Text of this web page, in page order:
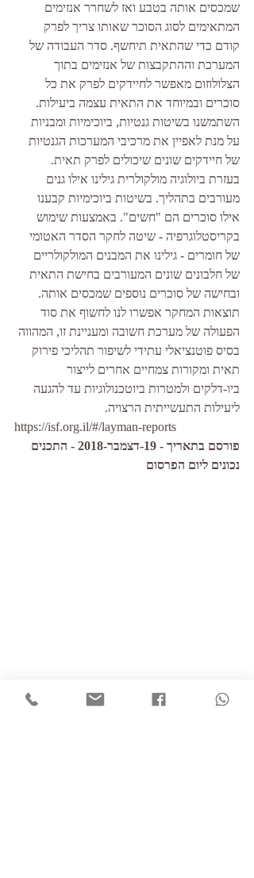
שמכסים אותה בטבע ואז לשחרר אנזימים
המתאימים לסוג הסוכר שאותו צריך לפרק
קודם כדי שהתאית תיחשף. סדר העבודה של
המערכת וההתקבצות של אנזימים בתוך
הצלולוזום מאפשר לחיידקים לפרק את כל
סוכרים ובמיוחד את התאית עצמה ביעילות.
השתמשנו בשיטות גנטיות, ביוכימיות ומבניות
על מנת לאפיין את מרכיבי המערכות הגנטיות
של חיידקים שונים שיכולים לפרק תאית.
בעזרת ביולוגיה מולקולרית גילינו אילו גנים
מעורבים בתהליך. בשיטות ביוכימיות קבענו
אילו סוכרים הם "חשים". באמצעות שימוש
בקריסטלוגרפיה - שיטה לחקר הסדר האטומי
של חומרים - גילינו את המבנים המולקולריים
של חלבונים שונים המעורבים בחישת התאית
ובחישה של סוכרים נוספים שמכסים אותה.
תוצאות המחקר אפשרו לנו לחשוף את סוד
הפעולה של מערכת חשובה ומעניינת זו, המהווה
בסיס פוטנציאלי עתידי לשיפור תהליכי פירוק
תאית ומקורות צמחיים אחרים לייצור
ביו-דלקים ולמטרות ביוטכנולוגיות עד להגעה
ליעילות התעשייתית הרצויה.
https://isf.org.il/#/layman-reports
פורסם בתאריך - 19-דצמבר-2018 - התכנים
נכונים ליום הפרסום